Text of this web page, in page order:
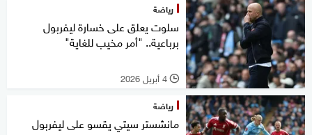
رياضة
سلوت يعلق على خسارة ليفربول
برباعية.. "أمر مخيب للغاية"
l 4 أبريل 2026
رياضة
مانشستر سيتي يقسو على ليفربول